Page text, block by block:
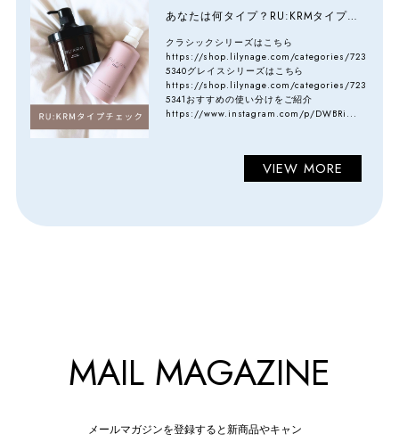
あなたは何タイプ？RU:KRMタイプチェック
クラシックシリーズはこちら
https://shop.lilynage.com/categories/723
5340グレイスシリーズはこちら
https://shop.lilynage.com/categories/723
5341おすすめの使い分けをご紹介
https://www.instagram.com/p/DWBRi...
VIEW MORE
MAIL MAGAZINE
メールマガジンを登録すると新商品やキャン